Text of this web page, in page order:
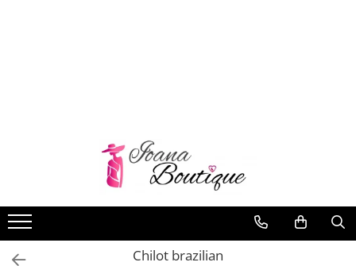
Chiloti clasici
Chiloti tanga
Compleuri & body-uri
Chilot brazilian